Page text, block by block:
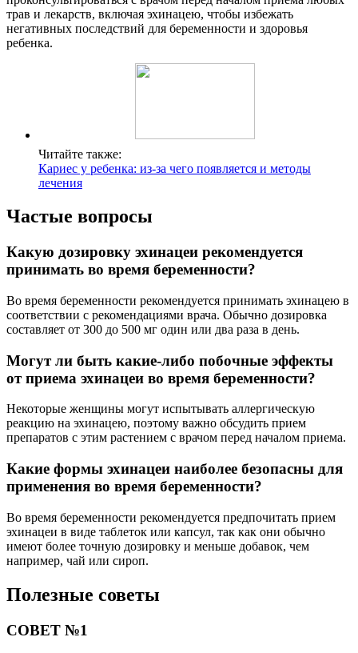
трав и лекарств, включая эхинацею, чтобы избежать
негативных последствий для беременности и здоровья
ребенка.
Читайте также:
Кариес у ребенка: из-за чего появляется и методы
лечения
Частые вопросы
Какую дозировку эхинацеи рекомендуется
принимать во время беременности?
Во время беременности рекомендуется принимать эхинацею в
соответствии с рекомендациями врача. Обычно дозировка
составляет от 300 до 500 мг один или два раза в день.
Могут ли быть какие-либо побочные эффекты
от приема эхинацеи во время беременности?
Некоторые женщины могут испытывать аллергическую
реакцию на эхинацею, поэтому важно обсудить прием
препаратов с этим растением с врачом перед началом приема.
Какие формы эхинацеи наиболее безопасны для
применения во время беременности?
Во время беременности рекомендуется предпочитать прием
эхинацеи в виде таблеток или капсул, так как они обычно
имеют более точную дозировку и меньше добавок, чем
например, чай или сироп.
Полезные советы
СОВЕТ №1